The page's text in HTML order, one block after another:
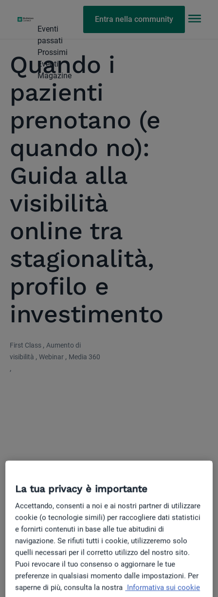
Eventi
passati
Prossimi
Eventi
Magazine
Entra nella community
Quando i
pazienti
prenotano (e
quando no):
Guida alla
visibilità
online tra
stagionalità,
profilo e
investimento
First Class , Aumento di
visibilità , Webinar , Media 360
,
L'estate non è una pausa. È un
momento strategico.
I pazienti d'estate non prenotano - ma iniziando a
scelgliere. Ecco cosa abbiamo analizzato insieme
Claudia Marrocchini
La tua privacy è importante
Accettando, consenti a noi e ai nostri partner di utilizzare
cookie (o tecnologie simili) per raccogliere dati statistici
e fornirti contenuti in base alle tue abitudini di
navigazione. Se rifiuti tutti i cookie, utilizzeremo solo
quelli necessari per il corretto utilizzo del nostro sito.
Puoi revocare il tuo consenso o aggiornare le tue
preferenze in qualsiasi momento dalle impostazioni. Per
saperne di più, consulta la nostra Informativa sui cookie